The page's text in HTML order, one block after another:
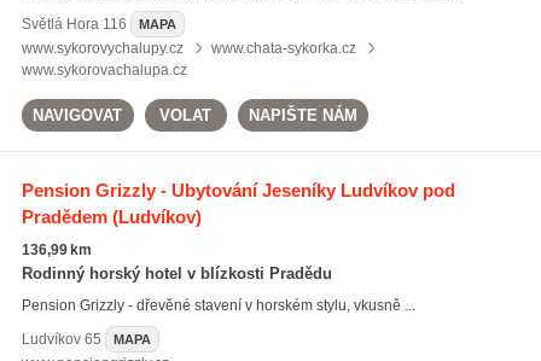
Světlá Hora116 MAPA
www.sykorovychalupy.cz
www.chata-sykorka.cz
www.sykorovachalupa.cz
NAVIGOVAT VOLAT NAPIŠTE NÁM
Pension Grizzly - Ubytování Jeseníky Ludvíkov pod
Pradědem(Ludvíkov)
136,99 km
Rodinný horský hotel v blízkosti Pradědu
Pension Grizzly - dřevěné stavení v horském stylu, vkusně ...
Ludvíkov65 MAPA